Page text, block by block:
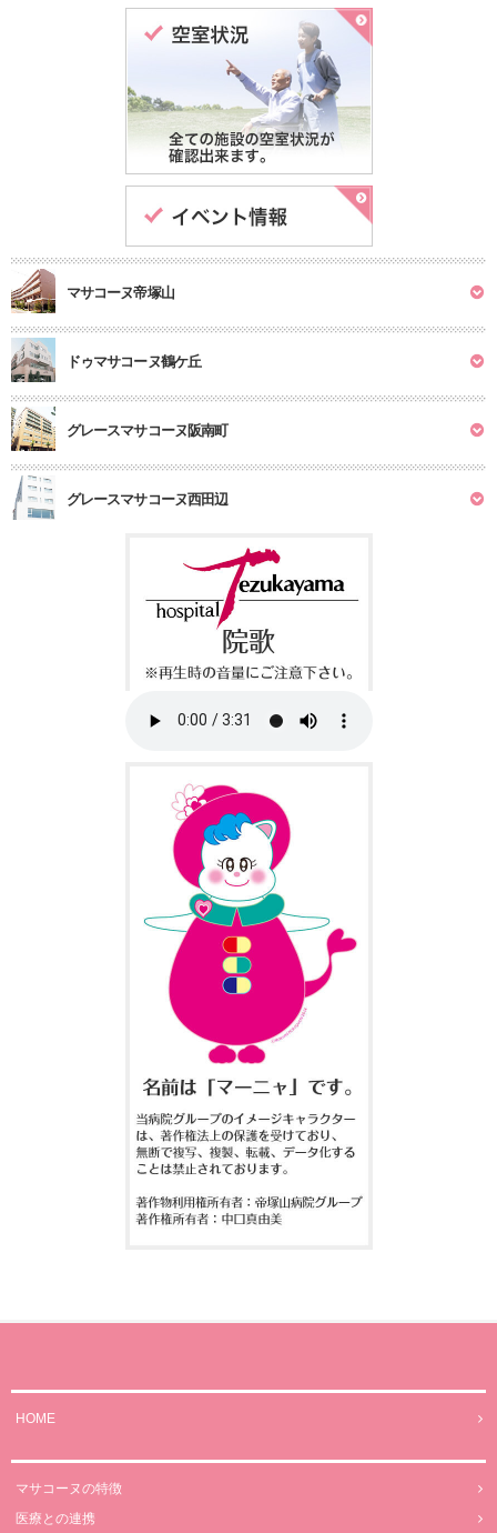
マサコーヌ帝塚山
ドゥマサコーヌ鶴ケ丘
グレースマサコーヌ阪南町
グレースマサコーヌ西田辺
HOME
マサコーヌの特徴
医療との連携